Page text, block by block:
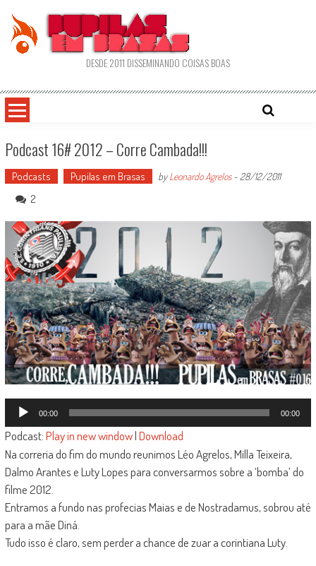
content
DESDE 2011 DISSEMINANDO COISAS BOAS
Podcast 16# 2012 – Corre Cambada!!!
Podcasts Pupilas em Brasas byLeonardo Agrelos- 28/12/2011
2
Tocador
de
áudio
00:00 00:00
Podcast:Play in new window|Download
Na correria do fim do mundo reunimos Léo Agrelos, Milla Teixeira,
Dalmo Arantes e Luty Lopes para conversarmos sobre a ‘bomba’ do
filme 2012.
Entramos a fundo nas profecias Maias e de Nostradamus, sobrou até
para a mãe Diná.
Tudo isso é claro, sem perder a chance de zuar a corintiana Luty.